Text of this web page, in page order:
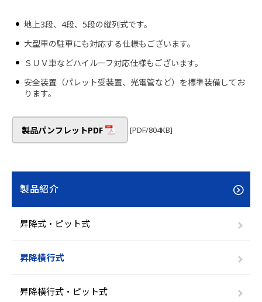
地上3段、4段、5段の縦列式です。
大型車の駐車にも対応する仕様もございます。
ＳＵＶ車などハイルーフ対応仕様もございます。
安全装置（パレット受装置、光電管など）を標準装備してお
ります。
製品パンフレットPDF [PDF/804KB]
製品紹介
昇降式・ピット式
昇降横行式
昇降横行式・ピット式